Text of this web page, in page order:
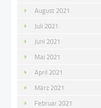
August 2021
Juli 2021
Juni 2021
Mai 2021
April 2021
März 2021
Februar 2021